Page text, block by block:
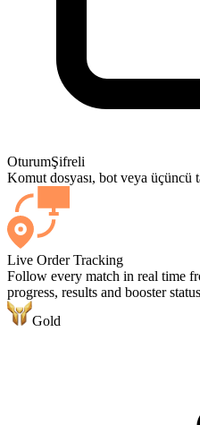
OturumŞifreli
Komut dosyası, bot veya üçüncü
Live Order Tracking
Follow every match in real time
progress, results and booster
Gold